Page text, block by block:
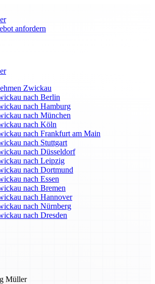
anfordern
Zwickau
nach Berlin
nach Hamburg
nach München
nach Köln
nach Frankfurt am Main
nach Stuttgart
nach Düsseldorf
nach Leipzig
nach Dortmund
nach Essen
nach Bremen
nach Hannover
nach Nürnberg
nach Dresden
Müller